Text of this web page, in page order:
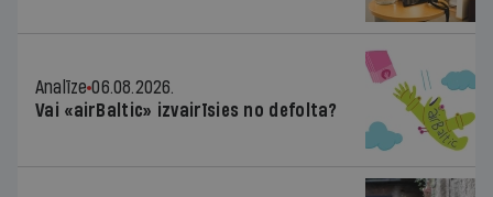
Analīze 06.08.2026.
Vai «airBaltic» izvairīsies no defolta?